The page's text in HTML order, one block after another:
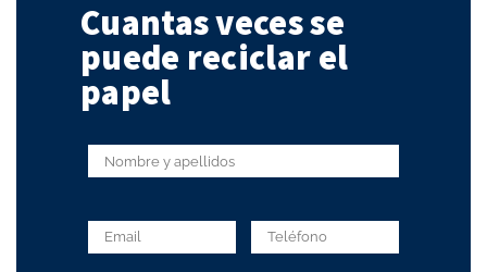
Cuantas veces se
puede reciclar el
papel